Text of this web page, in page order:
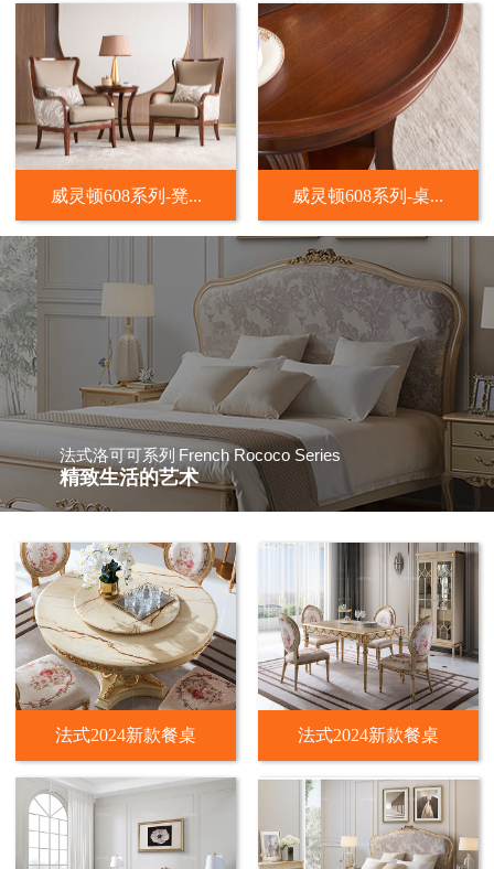
威灵顿608系列-凳... 威灵顿608系列-桌...
法式洛可可系列 French Rococo Series
精致生活的艺术
法式2024新款餐桌 法式2024新款餐桌